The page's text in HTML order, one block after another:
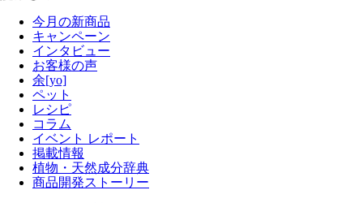
今月の新商品
キャンペーン
インタビュー
お客様の声
余[yo]
ペット
レシピ
コラム
イベント レポート
掲載情報
植物・天然成分辞典
商品開発ストーリー